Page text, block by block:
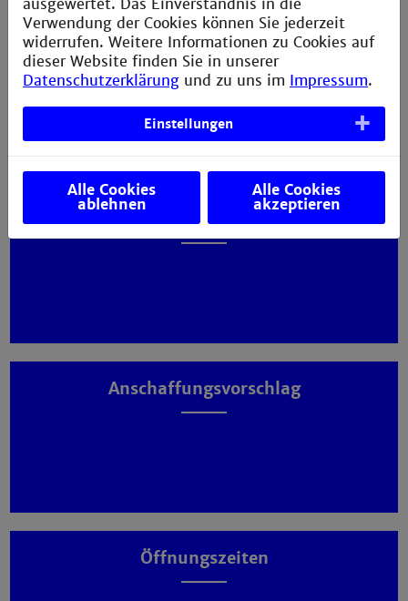
Kontakt
Zugang zu E-Medien (VPN/Shibboleth)
Anschaffungsvorschlag
Öffnungszeiten
ausgewertet. Das Einverständnis in die
Verwendung der Cookies können Sie jederzeit
widerrufen. Weitere Informationen zu Cookies auf
dieser Website finden Sie in unserer
Datenschutzerklärung und zu uns im Impressum.
Einstellungen
Alle Cookies
ablehnen
Alle Cookies
akzeptieren